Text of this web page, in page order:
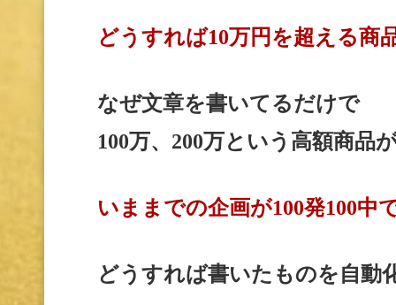
どうすれば10万円を超える商
なぜ文章を書いてるだけで
100万、200万という高額商品
いままでの企画が100発100中
どうすれば書いたものを自動